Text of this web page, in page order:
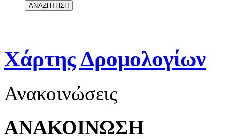
Χάρτης Δρομολογίων
Ανακοινώσεις
ΑΝΑΚΟΙΝΩΣΗ